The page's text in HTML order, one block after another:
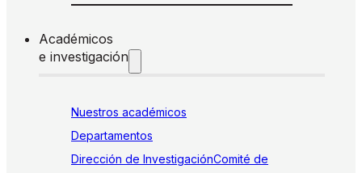
Académicos
e investigación
Nuestros académicos
Departamentos
Dirección de InvestigaciónComité de